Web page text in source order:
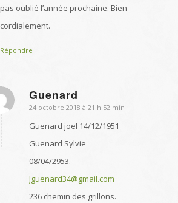
pas oublié l’année prochaine. Bien
cordialement.
Répondre
Guenard
dit
24 octobre 2018 à 21 h 52 min
Guenard joel 14/12/1951
Guenard Sylvie
08/04/2953.
Jguenard34@gmail.com
236 chemin des grillons.